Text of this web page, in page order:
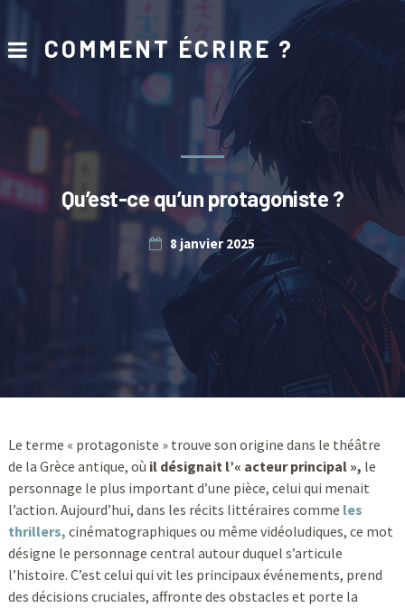
COMMENT ÉCRIRE ?
Qu’est-ce qu’un protagoniste ?
8 janvier 2025
Le terme « protagoniste » trouve son origine dans le théâtre
de la Grèce antique, où il désignait l’« acteur principal », le
personnage le plus important d’une pièce, celui qui menait
l’action. Aujourd’hui, dans les récits littéraires comme les
thrillers, cinématographiques ou même vidéoludiques, ce mot
désigne le personnage central autour duquel s’articule
l’histoire. C’est celui qui vit les principaux événements, prend
des décisions cruciales, affronte des obstacles et porte la